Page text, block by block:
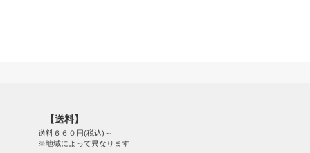
【送料】
送料６６０円(税込)～
※地域によって異なります